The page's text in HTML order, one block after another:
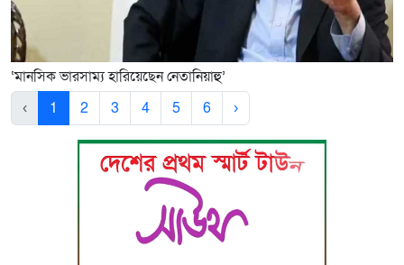
‘মানসিক ভারসাম্য হারিয়েছেন নেতানিয়াহু’
‹
1 2 3 4 5 6 ›